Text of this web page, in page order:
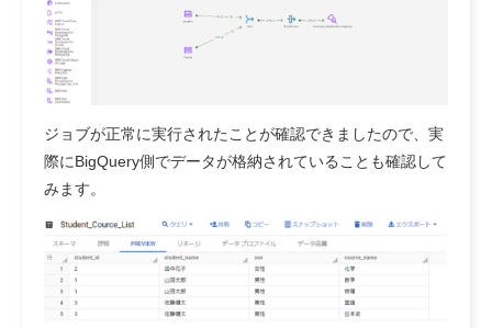
ジョブが正常に実行されたことが確認できましたので、実
際にBigQuery側でデータが格納されていることも確認して
みます。